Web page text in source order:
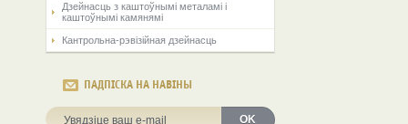
Дзейнасць з каштоўнымі металамі і
каштоўнымі камянямі
Кантрольна-рэвізійная дзейнасць
ПАДПІСКА НА НАВІНЫ
OK